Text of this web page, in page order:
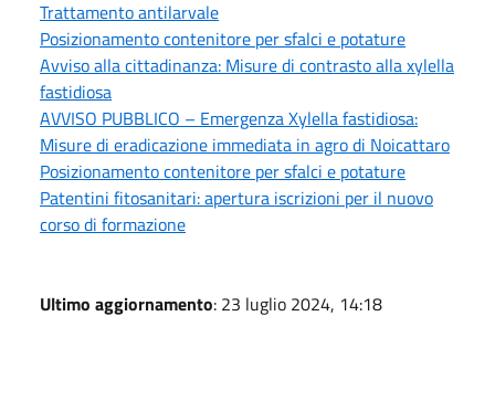
Trattamento antilarvale
Posizionamento contenitore per sfalci e potature
Avviso alla cittadinanza: Misure di contrasto alla xylella
fastidiosa
AVVISO PUBBLICO – Emergenza Xylella fastidiosa:
Misure di eradicazione immediata in agro di Noicattaro
Posizionamento contenitore per sfalci e potature
Patentini fitosanitari: apertura iscrizioni per il nuovo
corso di formazione
Ultimo aggiornamento: 23 luglio 2024, 14:18